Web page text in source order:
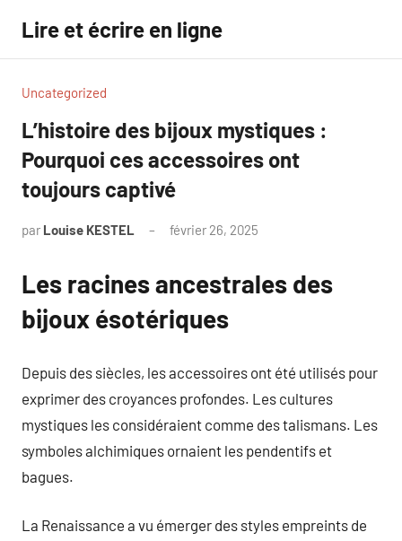
contenu
Lire et écrire en ligne
Uncategorized
L’histoire des bijoux mystiques :
Pourquoi ces accessoires ont
toujours captivé
par Louise KESTEL février 26, 2025
Les racines ancestrales des
bijoux ésotériques
Depuis des siècles, les accessoires ont été utilisés pour
exprimer des croyances profondes. Les cultures
mystiques les considéraient comme des talismans. Les
symboles alchimiques ornaient les pendentifs et
bagues.
La Renaissance a vu émerger des styles empreints de